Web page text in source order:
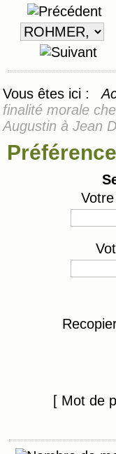
Vous êtes ici :
finalité morale
Augustin à Jean
[ Mot de